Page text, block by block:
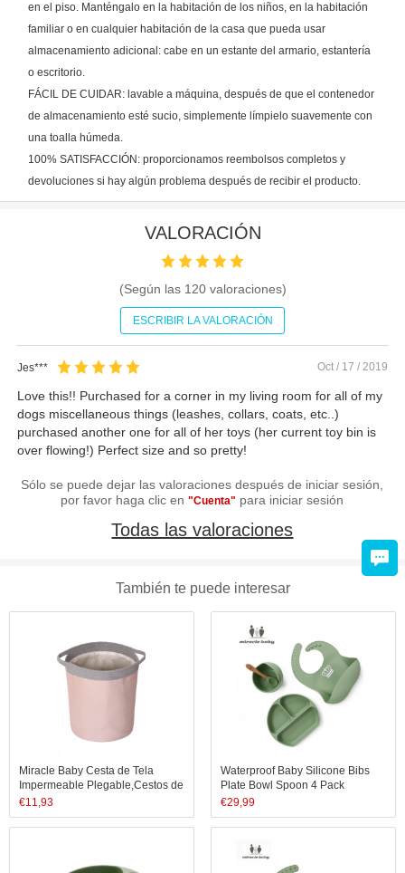
en el piso. Manténgalo en la habitación de los niños, en la habitación
familiar o en cualquier habitación de la casa que pueda usar
almacenamiento adicional: cabe en un estante del armario, estantería
o escritorio.
FÁCIL DE CUIDAR: lavable a máquina, después de que el contenedor
de almacenamiento esté sucio, simplemente límpielo suavemente con
una toalla húmeda.
100% SATISFACCIÓN: proporcionamos reembolsos completos y
devoluciones si hay algún problema después de recibir el producto.
VALORACIÓN
(Según las 120valoraciones)
ESCRIBIR LA VALORACIÓN
Jes*** Oct / 17 / 2019
Love this!! Purchased for a corner in my living room for all of my
dogs miscellaneous things (leashes, collars, coats, etc..)
purchased another one for all of her toys (her current toy bin is
over flowing!) Perfect size and so pretty!
Sólo se puede dejar las valoraciones después de iniciar sesión,
por favor haga clic en"Cuenta" para iniciar sesión
Todas las valoraciones
También te puede interesar
Miracle Baby Cesta de Tela
Impermeable Plegable,Cestos de
lavanderíapara la
Colada,Organizador Lavadero
Almacenamiento de Canastas
€11,93
Waterproof Baby Silicone Bibs
Plate Bowl Spoon 4 Pack
Comfortable Adjustable
Washable Soft Baby Bibs
€29,99